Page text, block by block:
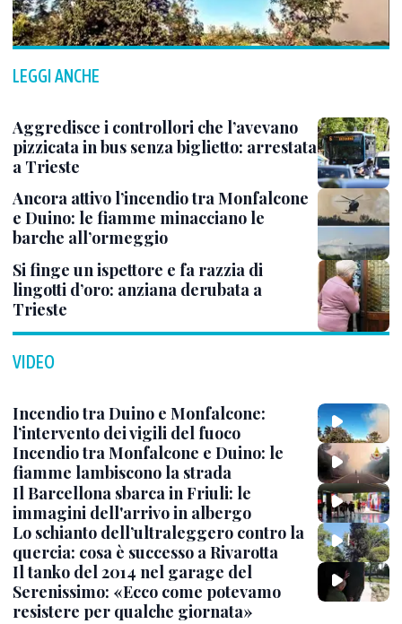
LEGGI ANCHE
Aggredisce i controllori che l’avevano
pizzicata in bus senza biglietto: arrestata
a Trieste
Ancora attivo l’incendio tra Monfalcone
e Duino: le fiamme minacciano le
barche all’ormeggio
Si finge un ispettore e fa razzia di
lingotti d’oro: anziana derubata a
Trieste
VIDEO
Incendio tra Duino e Monfalcone:
l’intervento dei vigili del fuoco
Incendio tra Monfalcone e Duino: le
fiamme lambiscono la strada
Il Barcellona sbarca in Friuli: le
immagini dell'arrivo in albergo
Lo schianto dell’ultraleggero contro la
quercia: cosa è successo a Rivarotta
Il tanko del 2014 nel garage del
Serenissimo: «Ecco come potevamo
resistere per qualche giornata»